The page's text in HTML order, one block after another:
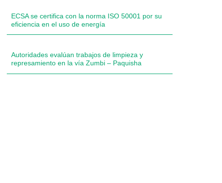
ECSA se certifica con la norma ISO 50001 por su
eficiencia en el uso de energía
Autoridades evalúan trabajos de limpieza y
represamiento en la vía Zumbi – Paquisha